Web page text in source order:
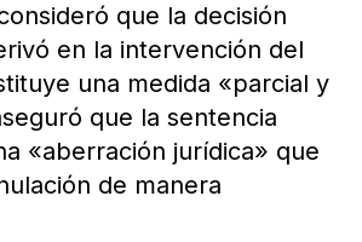
que la decisión
en la intervención del
una medida «parcial y
que la sentencia
«aberración jurídica» que
de manera